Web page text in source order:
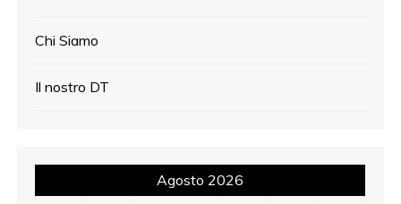
Chi Siamo
Il nostro DT
Agosto 2026